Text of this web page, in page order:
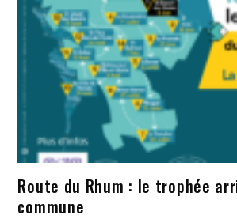
Route du Rhum : le trophée
commune